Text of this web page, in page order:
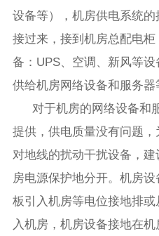
设备等），机房供电系统
接过来，接到机房总配电
备：UPS、空调、新风等
供给机房网络设备和服务器
对于机房的网络设备和
提供，供电质量没有问题
对地线的扰动干扰设备，
房电源保护地分开。机房
板引入机房等电位接地排或
入机房，机房设备接地在